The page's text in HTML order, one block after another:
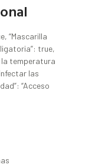
“Mascarilla
true,
la temperatura
las
“Acceso